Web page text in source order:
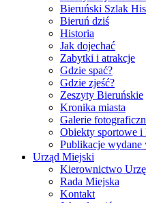
Bieruński Szlak
Bieruń dziś
Historia
Jak dojechać
Zabytki i atrakcje
Gdzie spać?
Gdzie zjeść?
Zeszyty Bieruńskie
Kronika miasta
Galerie
Obiekty sportowe i
Publikacje
Urząd Miejski
Kierownictwo
Rada Miejska
Kontakt